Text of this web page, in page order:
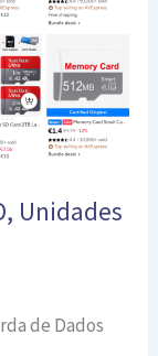
Unidades
de Dados